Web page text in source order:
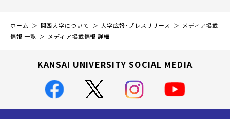
ホーム 関西大学について 大学広報・プレスリリース
メディア掲載
情報 一覧
メディア掲載情報 詳細
KANSAI UNIVERSITY SOCIAL MEDIA